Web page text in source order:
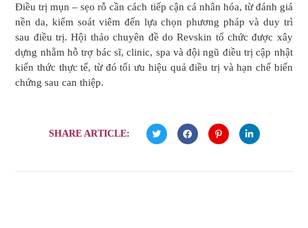
Điều trị mụn – sẹo rỗ cần cách tiếp cận cá nhân hóa, từ đánh giá
nền da, kiểm soát viêm đến lựa chọn phương pháp và duy trì
sau điều trị. Hội thảo chuyên đề do Revskin tổ chức được xây
dựng nhằm hỗ trợ bác sĩ, clinic, spa và đội ngũ điều trị cập nhật
kiến thức thực tế, từ đó tối ưu hiệu quả điều trị và hạn chế biến
chứng sau can thiệp.
SHARE ARTICLE: